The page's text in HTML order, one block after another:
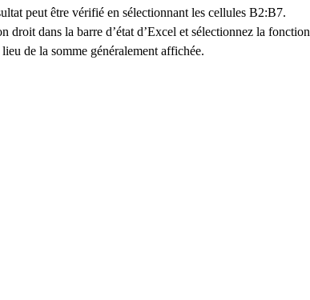
peut être vérifié en sélectionnant les cellules B2:B7.
droit dans la barre d’état d’Excel et sélectionnez la fonction
de la somme généralement affichée.